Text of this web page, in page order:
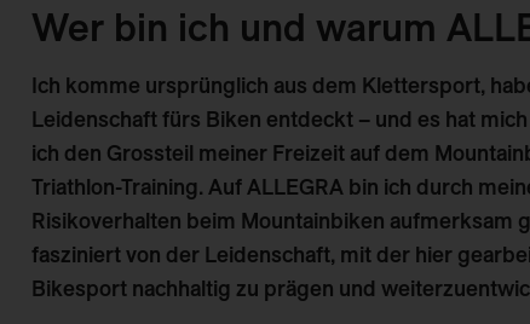
Wer bin ich und warum
Ich komme ursprünglich aus dem Klettersport,
Leidenschaft fürs Biken entdeckt – und es hat
ich den Grossteil meiner Freizeit auf dem
Triathlon-Training. Auf ALLEGRA bin ich durch
Risikoverhalten beim Mountainbiken aufmerksam
fasziniert von der Leidenschaft, mit der hier
Bikesport nachhaltig zu prägen und